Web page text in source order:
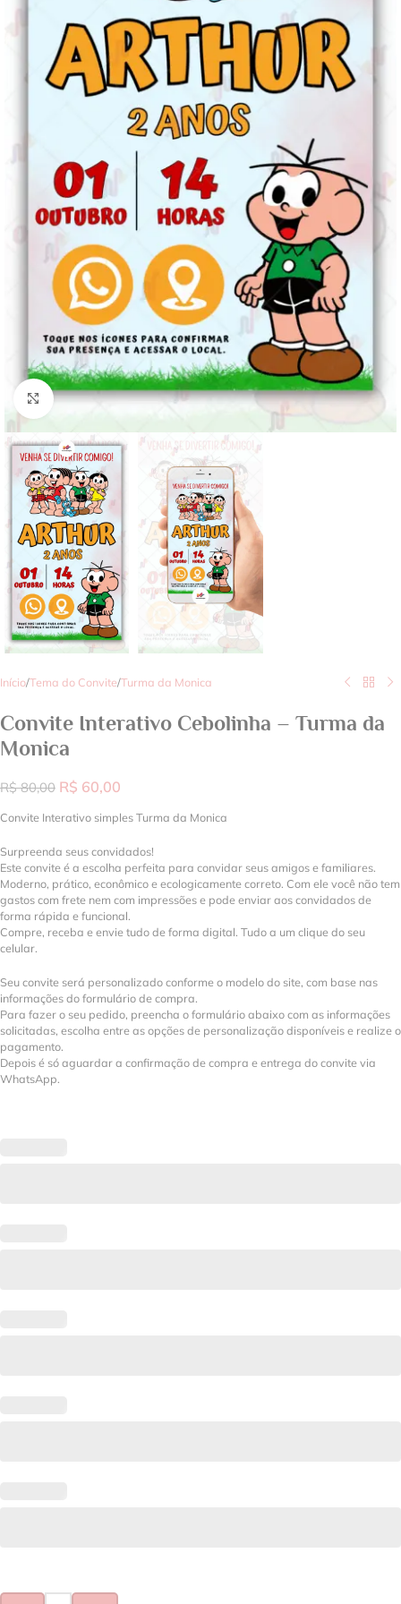
Clique para ampliar
Início/Tema do Convite/Turma da Monica
Convite Interativo Cebolinha – Turma da
Monica
R$80,00 R$ 60,00
Convite Interativo simples Turma da Monica
Surpreenda seus convidados!
Este convite é a escolha perfeita para convidar seus amigos e familiares.
Moderno, prático, econômico e ecologicamente correto. Com ele você não tem
gastos com frete nem com impressões e pode enviar aos convidados de
forma rápida e funcional.
Compre, receba e envie tudo de forma digital. Tudo a um clique do seu
celular.
Seu convite será personalizado conforme o modelo do site, com base nas
informações do formulário de compra.
Para fazer o seu pedido, preencha o formulário abaixo com as informações
solicitadas, escolha entre as opções de personalização disponíveis e realize o
pagamento.
Depois é só aguardar a confirmação de compra e entrega do convite via
WhatsApp.